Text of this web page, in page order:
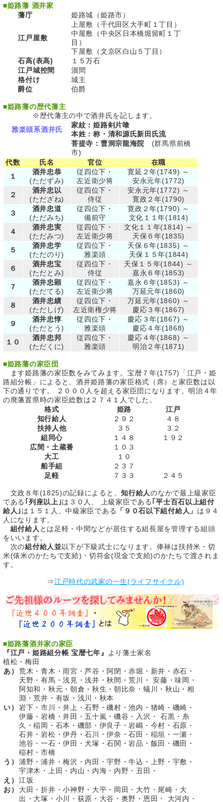
■姫路藩 酒井家
藩庁
姫路城（姫路市）
江戸屋敷
上屋敷（千代田区大手町１丁目）
中屋敷（中央区日本橋堀留町１丁
目）
下屋敷（文京区白山５丁目）
石高(表高)
１５万石
江戸城控間
溜間
格付け
城主
爵位
伯爵
■姫路藩の歴代藩主
※歴代藩主の中で酒井氏を記します。
雅楽頭系酒井氏
家紋：姫路剣片喰
本姓：称・清和源氏新田氏流
菩提寺：曹洞宗龍海院 (群馬県前橋
市)
代数
氏名 官位
在職
１
酒井忠恭
(ただずみ)
従四位下・
左近衛少将
寛延２年(1749) ～
安永元年(1772)
２
酒井忠以
(ただざね)
従四位下・
侍従
安永元年(1772) ～
寛政２年(1790)
３
酒井忠道
(ただみち)
従四位下・
備前守
寛政２年(1790) ～
文化１１年(1814)
４
酒井忠実
(ただみつ)
従四位下・
左近衛少将
文化１１年(1814) ～
天保６年(1835)
５
酒井忠学
(ただのり)
従四位下・
雅楽頭
天保６年(1835) ～
天保１５年(1844)
６
酒井忠宝
(ただとみ)
従四位下・
侍従
天保１５年(1844) ～
嘉永６年(1853)
７
酒井忠顕
(ただてる)
従四位下・
左近衛少将
嘉永６年(1853) ～
万延元年(1860)
８
酒井忠績
(ただしげ)
従四位下・
左近衛権少将
万延元年(1860) ～
慶応３年(1867)
９
酒井忠惇
(ただとう)
従四位下・
雅楽頭
慶応３年(1867) ～
慶応４年(1868)
１０
酒井忠邦
(ただくに)
従四位下・
雅楽頭
慶応４年(1868) ～
明治２年(1871)
■姫路藩の家臣団
ます姫路藩の家臣数をみてみます。宝暦７年(1757)「江戸・姫
路組分帳」によると、酒井姫路藩の家臣格式（席）と家臣数は以
下の通りです。 ２０００人を超える家臣団になります。明治４年
の廃藩置県時の家臣総数は２７４１人でした。
格式
姫路
江戸
知行給人
２９２
４８
扶持人他
３５
３２
組同心
１４８
１９２
広間・土蔵番
１０３
大工
１０
船手組
２３７
足軽
７３３ ２４５
文政８年(1825)の記録によると、知行給人のなかで最上級家臣
である
｢列座以上｣は３０人、 上級家臣である
｢平士百石以上組付
給人｣は１５１人、中級家臣である 「９０石以下組付給人」 は９４
人になります。
組付給人 とは足軽・中間などが居住する組長屋を管理する組頭
をいいます。
次の組付給人並以下が下級武士になります。俸禄は扶持米・切
米(俵米のかたちで支給)・切符金(現金で支給)のかたちで渡されま
す。
⇒江戸時代の武家の一生(ライフサイクル)
■姫路藩酒井家の家臣
『江戸・姫路組分帳 宝暦七年』
より藩士家名
植松・梅田
あ） 荒木・青木・雨宮・芦谷・阿閉・赤堀・新井・赤石・
天野・有馬・浅見・浅井・秋間・荒川・ 安藤・味岡・
阿知和・秋元・朝倉・秋生・朝比奈・蟻川・秋山・相
淵・荒井・有坂・浅川・秋本
い） 岩下・市川・井上・石野・磯村・池内・猪崎・磯崎・
伊藤・岩橋・井田・五十嵐・磯谷・入沢・ 石黒・糸
久・稲岡・石本・磯部・伊良子・岩嶋・今村・石原・
石井・岩松・伊丹・石川・伊奈・石田・稲垣・一瀬・
池谷・一石・伊田・犬塚・石関・岩品・飯田・磯田・
稲村・市橋
う） 浦野・浦井・梅沢・内田・宇野・牛込・上野・宇敷・
宇津木・上田・内山・内海・内野・丑田・
え） 江坂
お）
大田・折井・小神野・大平・岡田・大竹・尾崎・大
出・大塚・小川・荻原・大谷・奥野・恩田・ 大河内・